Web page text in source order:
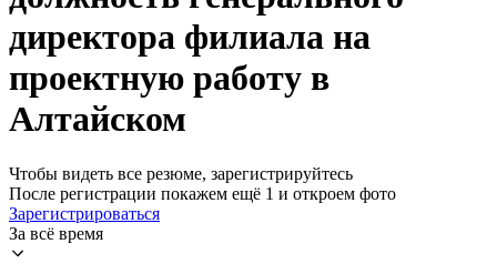
директора филиала на
проектную работу в
Алтайском
Чтобы видеть все резюме, зарегистрируйтесь
После регистрации покажем ещё 1 и откроем фото
Зарегистрироваться
За всё время